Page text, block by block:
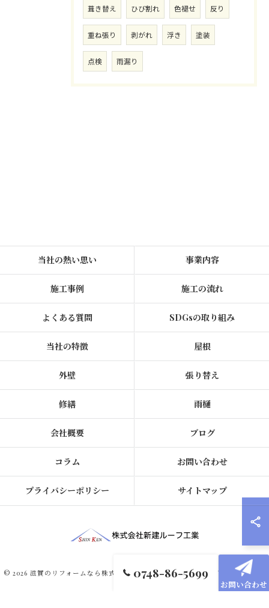
葺き替え ひび割れ 色褪せ 反り
重ね張り 剥がれ 浮き 塗装
点検 雨漏り
0748-86-5699
お問い合わせ
当社の熱い思い 事業内容
施工事例 施工の流れ
よくある質問 SDGsの取り組み
当社の特徴 屋根
外壁 張り替え
修繕 雨樋
会社概要 ブログ
コラム お問い合わせ
プライバシーポリシー サイトマップ
© 2026 滋賀のリフォームなら株式会社新建ルーフ工業 ALL RIGHTS RESERVED.